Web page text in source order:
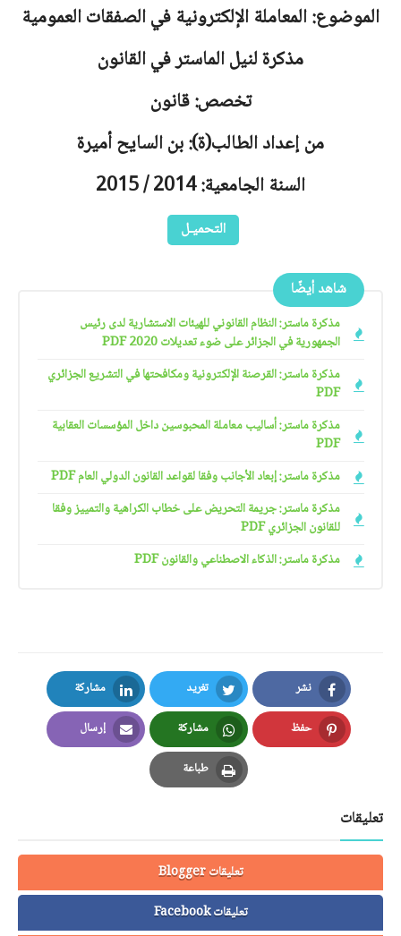
الموضوع: المعاملة الإلكترونية في الصفقات العمومية
مذكرة لنيل الماستر في القانون
تخصص: قانون
من إعداد الطالب(ة): بن السايح أميرة
السنة الجامعية: 2014 / 2015
التحميـل
شاهد أيضًا
مذكرة ماستر: النظام القانوني للهيئات الاستشارية لدى رئيس
الجمهورية في الجزائر على ضوء تعديلات 2020 PDF
مذكرة ماستر: القرصنة الإلكترونية ومكافحتها في التشريع الجزائري
PDF
مذكرة ماستر: أساليب معاملة المحبوسين داخل المؤسسات العقابية
PDF
مذكرة ماستر: إبعاد الأجانب وفقا لقواعد القانون الدولي العام PDF
مذكرة ماستر: جريمة التحريض على خطاب الكراهية والتمييز وفقا
للقانون الجزائري PDF
مذكرة ماستر: الذكاء الاصطناعي والقانون PDF
نشر
Facebook
تغريد
Twitter
مشاركة
LinkedIn
حفظ
Pinterest
مشاركة
Whatsapp
إرسال
Email
طباعة
Print
تعليقات
تعليقات Blogger
تعليقات Facebook